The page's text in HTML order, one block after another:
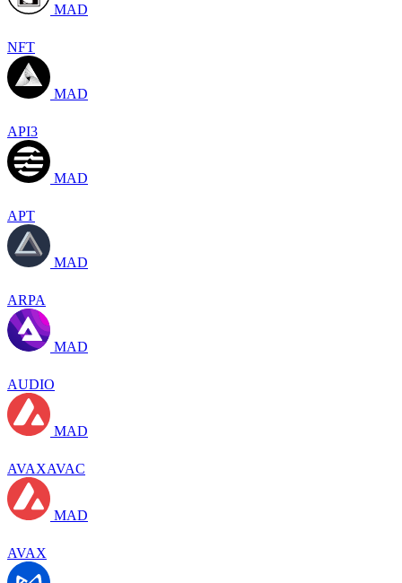
MAD
NFT
MAD
API3
MAD
APT
MAD
ARPA
MAD
AUDIO
MAD
AVAXAVAC
MAD
AVAX